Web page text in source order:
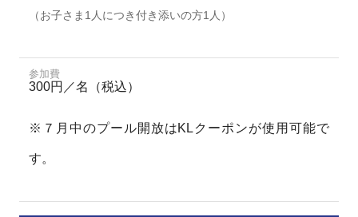
（お子さま1人につき付き添いの方1人）
参加費
300円／名（税込）
※７月中のプール開放はKLクーポンが使用可能で
す。